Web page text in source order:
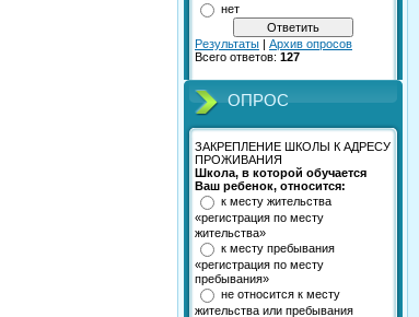
нет
Результаты
Архив опросов
Всего ответов: 127
ОПРОС
ЗАКРЕПЛЕНИЕ ШКОЛЫ К АДРЕСУ
ПРОЖИВАНИЯ
Школа, в которой обучается
Ваш ребенок, относится:
к месту жительства
«регистрация по месту
жительства»
к месту пребывания
«регистрация по месту
пребывания»
не относится к месту
жительства или пребывания